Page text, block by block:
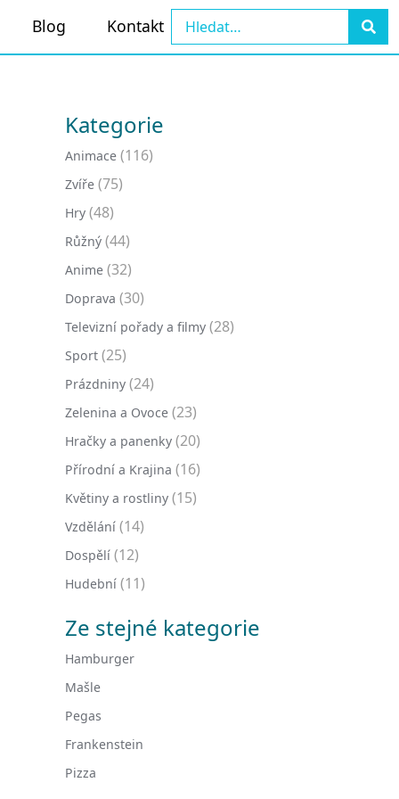
Blog Kontakt
Kategorie
Animace (116)
Zvíře (75)
Hry (48)
Růžný (44)
Anime (32)
Doprava (30)
Televizní pořady a filmy (28)
Sport (25)
Prázdniny (24)
Zelenina a Ovoce (23)
Hračky a panenky (20)
Přírodní a Krajina (16)
Květiny a rostliny (15)
Vzdělání (14)
Dospělí (12)
Hudební (11)
Ze stejné kategorie
Hamburger
Mašle
Pegas
Frankenstein
Pizza